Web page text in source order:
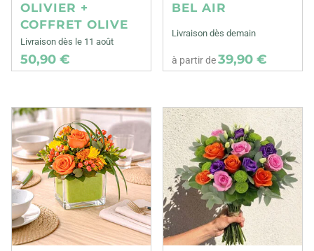
OLIVIER +
COFFRET OLIVE
Livraison dès le 11 août
50,90 €
BEL AIR
Livraison dès demain
à partir de39,90 €